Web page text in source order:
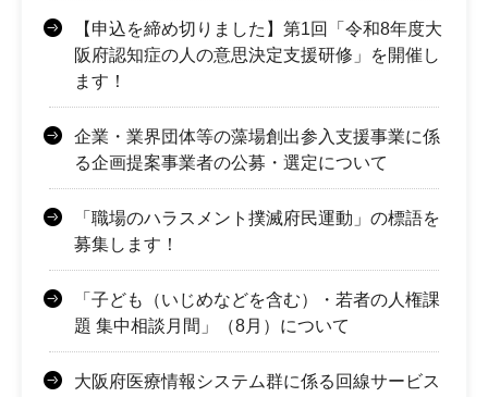
【申込を締め切りました】第1回「令和8年度大
阪府認知症の人の意思決定支援研修」を開催し
ます！
企業・業界団体等の藻場創出参入支援事業に係
る企画提案事業者の公募・選定について
「職場のハラスメント撲滅府民運動」の標語を
募集します！
「子ども（いじめなどを含む）・若者の人権課
題 集中相談月間」（8月）について
大阪府医療情報システム群に係る回線サービス